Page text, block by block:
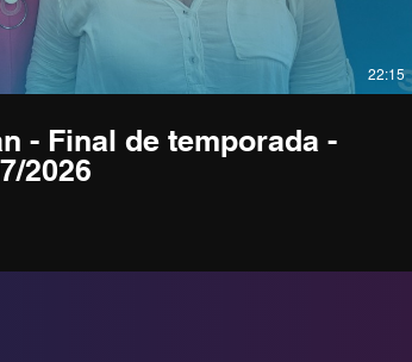
22:15
- Final de temporada -
2026